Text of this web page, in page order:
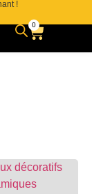
!
0